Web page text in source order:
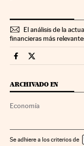
El análisis de la
financieras más
Economia Cinco
Economia
ARCHIVADO EN
Economía
Se adhiere a los criterios de